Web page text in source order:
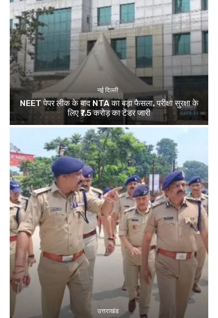
नई दिल्ली
NEET पेपर लीक के बाद NTA का बड़ा फैसला, परीक्षा सुरक्षा के
लिए ₹7.5 करोड़ का टेंडर जारी
उत्तराखंड